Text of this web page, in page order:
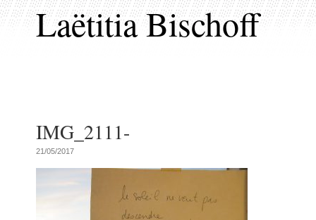
Laëtitia Bischoff
IMG_2111-
21/05/2017